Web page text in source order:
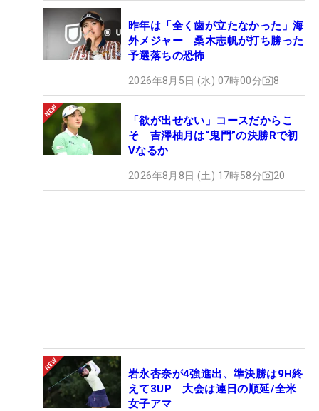
昨年は「全く歯が立たなかった」海
外メジャー 桑木志帆が打ち勝った
予選落ちの恐怖
2026年8月5日 (水) 07時00分 8
「欲が出せない」コースだからこ
そ 吉澤柚月は“鬼門”の決勝Rで初
Vなるか
2026年8月8日 (土) 17時58分 20
岩永杏奈が4強進出、準決勝は9H終
えて3UP 大会は連日の順延/全米
女子アマ